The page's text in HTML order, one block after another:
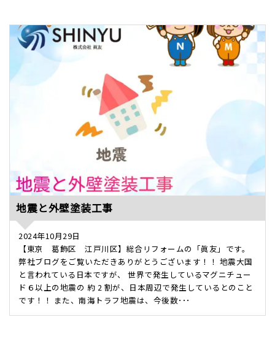
地震と外壁塗装工事
2024年10月29日
【東京 葛飾区 江戸川区】総合リフォームの「眞友」です。
弊社ブログをご覧いただきありがとうございます！！ 地震大国
と言われている日本ですが、 世界で発生しているマグニチュー
ド６以上の地震の 約 2 割が、日本周辺で発生しているとのこと
です！！ また、南海トラフ地震は、今後数･･･